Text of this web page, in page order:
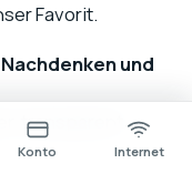
Favorit.
und
transparent,
Konto Internet